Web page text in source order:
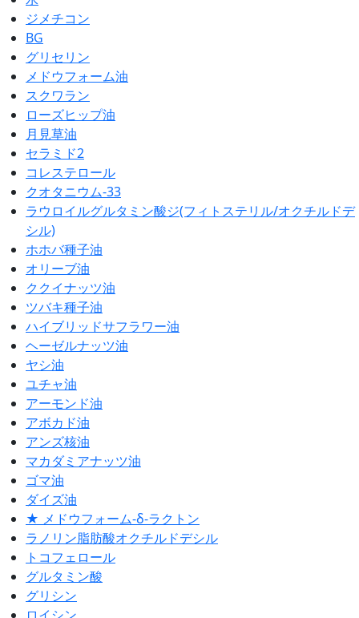
ジメチコン
BG
グリセリン
メドウフォーム油
スクワラン
ローズヒップ油
月見草油
セラミド2
コレステロール
クオタニウム-33
ラウロイルグルタミン酸ジ(フィトステリル/オクチルドデ
シル)
ホホバ種子油
オリーブ油
ククイナッツ油
ツバキ種子油
ハイブリッドサフラワー油
ヘーゼルナッツ油
ヤシ油
ユチャ油
アーモンド油
アボカド油
アンズ核油
マカダミアナッツ油
ゴマ油
ダイズ油
★ メドウフォーム-δ-ラクトン
ラノリン脂肪酸オクチルドデシル
トコフェロール
グルタミン酸
グリシン